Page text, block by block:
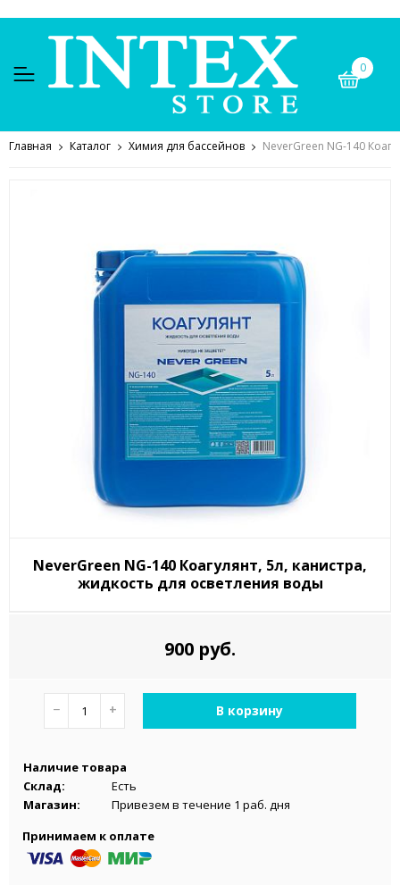
0
Главная Каталог Химия для бассейнов NeverGreen NG-140
NeverGreen NG-140 Коагулянт, 5л, канистра,
жидкость для осветления воды
900 руб.
− + В корзину
Наличие товара
Склад:
Есть
Магазин:
Привезем в течение 1 раб. дня
Принимаем к оплате